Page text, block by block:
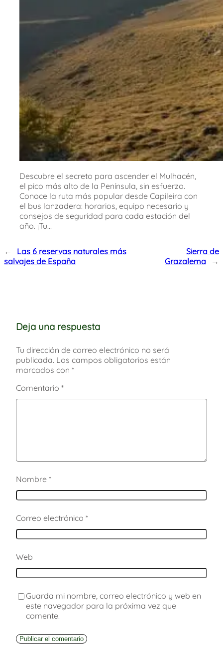
Descubre el secreto para ascender el Mulhacén,
el pico más alto de la Península, sin esfuerzo.
Conoce la ruta más popular desde Capileira con
el bus lanzadera: horarios, equipo necesario y
consejos de seguridad para cada estación del
año. ¡Tu…
←
Las 6 reservas naturales más
salvajes de España
Sierra de
Grazalema
→
Deja una respuesta
Tu dirección de correo electrónico no será
publicada. Los campos obligatorios están
marcados con *
Comentario *
Nombre *
Correo electrónico *
Web
Guarda mi nombre, correo electrónico y web en
este navegador para la próxima vez que
comente.